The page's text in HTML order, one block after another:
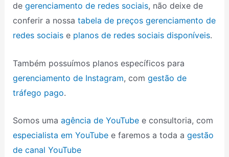
de gerenciamento de redes sociais, não deixe de
conferir a nossa tabela de preços gerenciamento de
redes sociaise planos de redes sociais disponíveis.
Também possuímos planos específicos para
gerenciamento de Instagram, com gestão de
tráfego pago.
Somos uma agência de YouTubee consultoria, com
especialista em YouTubee faremos a toda a gestão
de canal YouTube